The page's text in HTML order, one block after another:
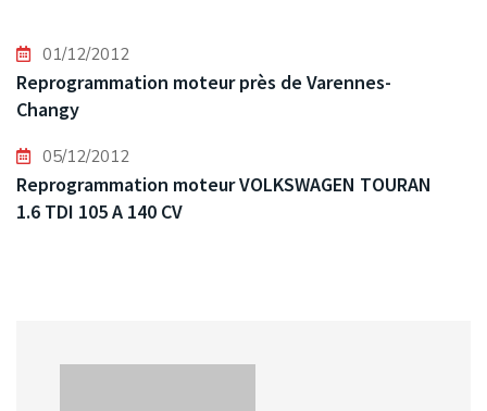
01/12/2012
Reprogrammation moteur près de Varennes-
Changy
05/12/2012
Reprogrammation moteur VOLKSWAGEN TOURAN
1.6 TDI 105 A 140 CV